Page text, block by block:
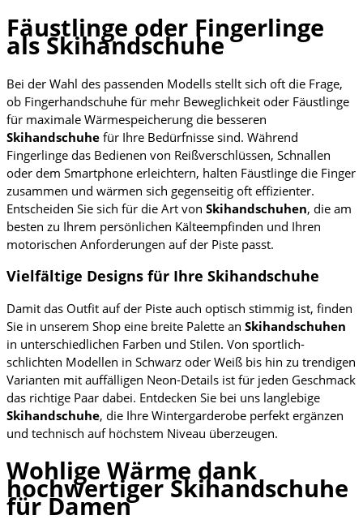
Fäustlinge oder Fingerlinge
als Skihandschuhe
Bei der Wahl des passenden Modells stellt sich oft die Frage,
ob Fingerhandschuhe für mehr Beweglichkeit oder Fäustlinge
für maximale Wärmespeicherung die besseren
Skihandschuhe für Ihre Bedürfnisse sind. Während
Fingerlinge das Bedienen von Reißverschlüssen, Schnallen
oder dem Smartphone erleichtern, halten Fäustlinge die Finger
zusammen und wärmen sich gegenseitig oft effizienter.
Entscheiden Sie sich für die Art von Skihandschuhen, die am
besten zu Ihrem persönlichen Kälteempfinden und Ihren
motorischen Anforderungen auf der Piste passt.
Vielfältige Designs für Ihre Skihandschuhe
Damit das Outfit auf der Piste auch optisch stimmig ist, finden
Sie in unserem Shop eine breite Palette an Skihandschuhen
in unterschiedlichen Farben und Stilen. Von sportlich-
schlichten Modellen in Schwarz oder Weiß bis hin zu trendigen
Varianten mit auffälligen Neon-Details ist für jeden Geschmack
das richtige Paar dabei. Entdecken Sie bei uns langlebige
Skihandschuhe, die Ihre Wintergarderobe perfekt ergänzen
und technisch auf höchstem Niveau überzeugen.
Wohlige Wärme dank
hochwertiger Skihandschuhe
für Damen